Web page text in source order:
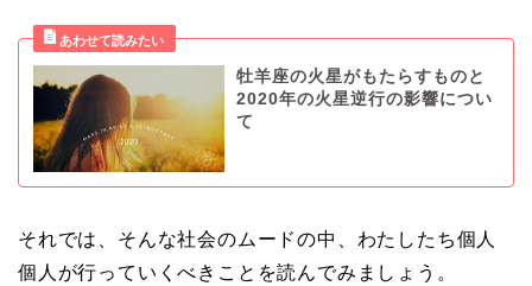
牡羊座の火星がもたらすものと
2020年の火星逆行の影響につい
て
それでは、そんな社会のムードの中、わたしたち個人
個人が行っていくべきことを読んでみましょう。